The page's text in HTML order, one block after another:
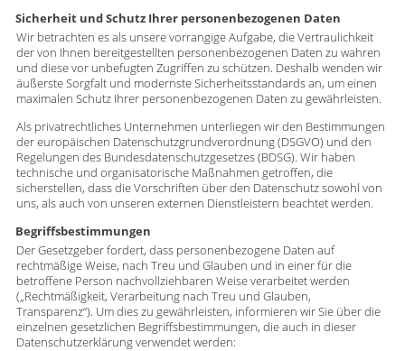
Sicherheit und Schutz Ihrer personenbezogenen Daten
Wir betrachten es als unsere vorrangige Aufgabe, die Vertraulichkeit
der von Ihnen bereitgestellten personenbezogenen Daten zu wahren
und diese vor unbefugten Zugriffen zu schützen. Deshalb wenden wir
äußerste Sorgfalt und modernste Sicherheitsstandards an, um einen
maximalen Schutz Ihrer personenbezogenen Daten zu gewährleisten.
Als privatrechtliches Unternehmen unterliegen wir den Bestimmungen
der europäischen Datenschutzgrundverordnung (DSGVO) und den
Regelungen des Bundesdatenschutzgesetzes (BDSG). Wir haben
technische und organisatorische Maßnahmen getroffen, die
sicherstellen, dass die Vorschriften über den Datenschutz sowohl von
uns, als auch von unseren externen Dienstleistern beachtet werden.
Begriffsbestimmungen
Der Gesetzgeber fordert, dass personenbezogene Daten auf
rechtmäßige Weise, nach Treu und Glauben und in einer für die
betroffene Person nachvollziehbaren Weise verarbeitet werden
(„Rechtmäßigkeit, Verarbeitung nach Treu und Glauben,
Transparenz“). Um dies zu gewährleisten, informieren wir Sie über die
einzelnen gesetzlichen Begriffsbestimmungen, die auch in dieser
Datenschutzerklärung verwendet werden: